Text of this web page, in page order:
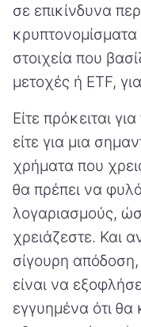
σε επικίνδυνα
στοιχεία που
μετοχές ή ETF,
Είτε πρόκειται
είτε για μια
χρήματα που
θα πρέπει να
λογαριασμούς,
χρειάζεστε. Και
σίγουρη
είναι να
εγγυημένα ότι θα